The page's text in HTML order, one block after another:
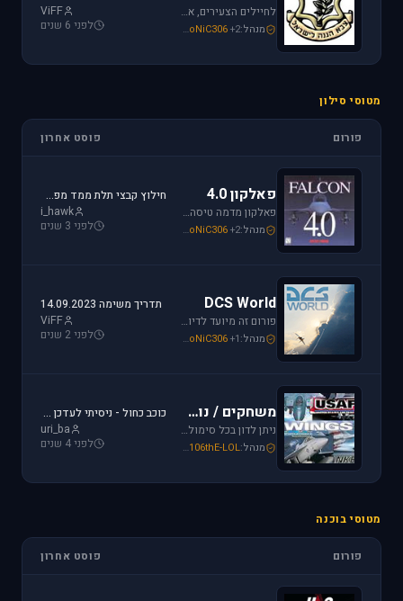
לחיילים הצעירים, אלו שעומדים ללבוש מדי זית ואלה שעדין קמים בבוקר לבית ספר, את כל הפרטים אודות הגיוס תמצאו כאן.
מנהל: loven SoNiC306+2
ViFF
לפני 6 שנים
מטוסי סילון
פורום פוסט אחרון
פאלקון 4.0
פאלקון מדמה טיסה בצורה ריאליסטית ומתקדמת במטוס ה-F-16. מתקשים? זקוקים לעזרה? רוצים לשתף תמונה או וידיאו מהטיסה שלכם ב- Falcon זהו הפורום המתאים.
מנהל: i_hawk SoNiC306+2
חילוץ קבצי תלת ממד מפאלקון
i_hawk
לפני 3 שנים
DCS World
פורום זה מיועד לדיון בסדרת הסימולטורים Digital Combat Simulator וכן בסדרת Lock On Modern Air Combat. מחפשים תמיכה? או סתם רוצים לשתף מידע ותמונות זהו המקום הנכון.
מנהל: SoNiC306+1
תדריך משימה 14.09.2023
ViFF
לפני 2 שנים
משחקים / נוסטלגיה
ניתן לדון בכל סימולטור טיסה או משחקים שאינם בגדר סימולטורים אשר אין להם פורום נפרד ובסימולטורים נוסטלגיים כגון: אף-15, אף-18, חיל האויר האמריקני, כוכב כחול - "חיל האויר הישראלי" וסטרייק פייטרס.
מנהל: Mike_69th ,106thE-LOL
כוכב כחול - ניסיתי לעדכן את לגירסה 1.1 וקיבלתי הודעת שגיאה.
uri_ba
לפני 4 שנים
מטוסי בוכנה
פורום פוסט אחרון